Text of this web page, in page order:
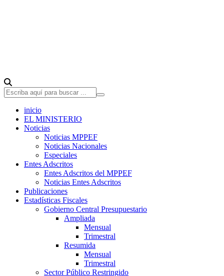
inicio
EL MINISTERIO
Noticias
Noticias MPPEF
Noticias Nacionales
Especiales
Entes Adscritos
Entes Adscritos del MPPEF
Noticias Entes Adscritos
Publicaciones
Estadísticas Fiscales
Gobierno Central Presupuestario
Ampliada
Mensual
Trimestral
Resumida
Mensual
Trimestral
Sector Público Restringido